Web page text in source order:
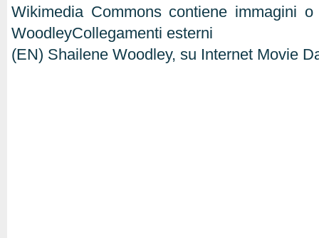
Wikimedia Commons contiene immagini
WoodleyCollegamenti esterni
(EN) Shailene Woodley, su Internet Movie